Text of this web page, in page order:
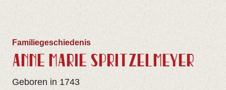
Familiegeschiedenis
ANNE MARIE SPRITZELMEYER
Geboren in 1743